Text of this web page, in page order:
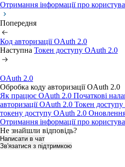
Отримання інформації про
Попередня
Код авторизації OAuth 2.0
Наступна Токен доступу OAuth 2.0
OAuth 2.0
Обробка коду авторизації OAuth 2.0
Як працює OAuth 2.0 Початкові
авторизації OAuth 2.0 Токен
токену доступу OAuth 2.0
Отримання інформації про
Не знайшли відповідь?
Написати в чат
Зв'язатися з підтримкою